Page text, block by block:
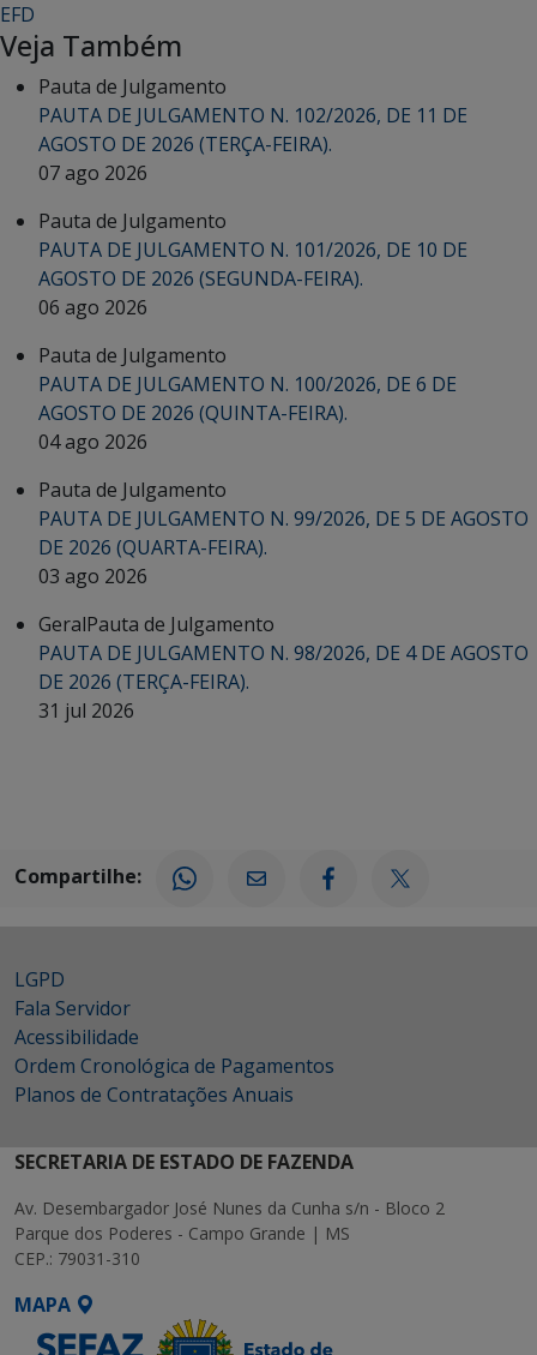
EFD
Veja Também
Pauta de Julgamento
PAUTA DE JULGAMENTO N. 102/2026, DE 11 DE
AGOSTO DE 2026 (TERÇA-FEIRA).
07 ago 2026
Pauta de Julgamento
PAUTA DE JULGAMENTO N. 101/2026, DE 10 DE
AGOSTO DE 2026 (SEGUNDA-FEIRA).
06 ago 2026
Pauta de Julgamento
PAUTA DE JULGAMENTO N. 100/2026, DE 6 DE
AGOSTO DE 2026 (QUINTA-FEIRA).
04 ago 2026
Pauta de Julgamento
PAUTA DE JULGAMENTO N. 99/2026, DE 5 DE AGOSTO
DE 2026 (QUARTA-FEIRA).
03 ago 2026
GeralPauta de Julgamento
PAUTA DE JULGAMENTO N. 98/2026, DE 4 DE AGOSTO
DE 2026 (TERÇA-FEIRA).
31 jul 2026
Compartilhe:
LGPD
Fala Servidor
Acessibilidade
Ordem Cronológica de Pagamentos
Planos de Contratações Anuais
SECRETARIA DE ESTADO DE FAZENDA
Av. Desembargador José Nunes da Cunha s/n - Bloco 2
Parque dos Poderes - Campo Grande | MS
CEP.: 79031-310
MAPA